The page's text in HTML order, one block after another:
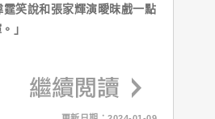
笑說和張家輝演曖昩戲一點
」